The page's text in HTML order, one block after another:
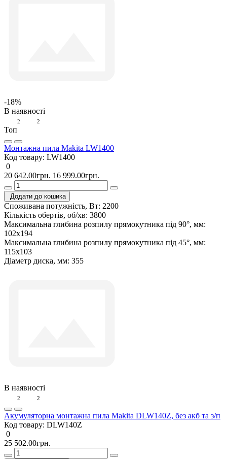
-18%
В наявності
2 2
Топ
Монтажна пила Makita LW1400
Код товару: LW1400
0
20 642.00грн. 16 999.00грн.
Додати до кошика
Споживана потужність, Вт: 2200
Кількість обертів, об/хв: 3800
Максимальна глибина розпилу прямокутника під 90°, мм:
102х194
Максимальна глибина розпилу прямокутника під 45°, мм:
115х103
Діаметр диска, мм: 355
В наявності
2 2
Акумуляторна монтажна пила Makita DLW140Z, без акб та з/п
Код товару: DLW140Z
0
25 502.00грн.